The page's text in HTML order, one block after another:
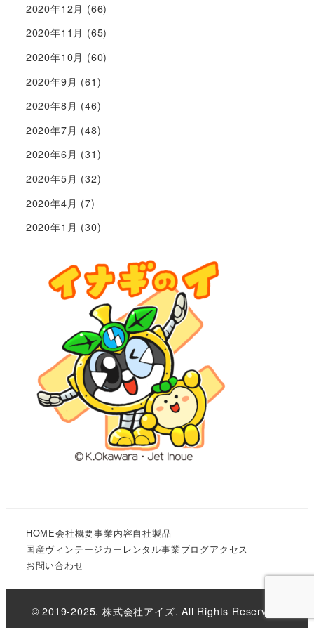
2020年12月 (66)
2020年11月 (65)
2020年10月 (60)
2020年9月 (61)
2020年8月 (46)
2020年7月 (48)
2020年6月 (31)
2020年5月 (32)
2020年4月 (7)
2020年1月 (30)
HOME会社概要事業内容自社製品
国産ヴィンテージカーレンタル事業ブログアクセス
お問い合わせ
© 2019-2025. 株式会社アイズ. All Rights Reserved.